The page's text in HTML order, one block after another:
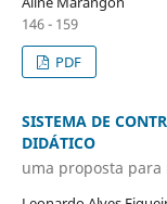
146 - 159
PDF
SISTEMA DE
DIDÁTICO
uma proposta